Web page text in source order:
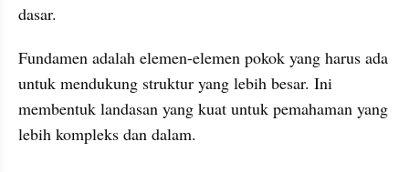
dasar.
Fundamen adalah elemen-elemen pokok yang harus ada
untuk mendukung struktur yang lebih besar. Ini
membentuk landasan yang kuat untuk pemahaman yang
lebih kompleks dan dalam.